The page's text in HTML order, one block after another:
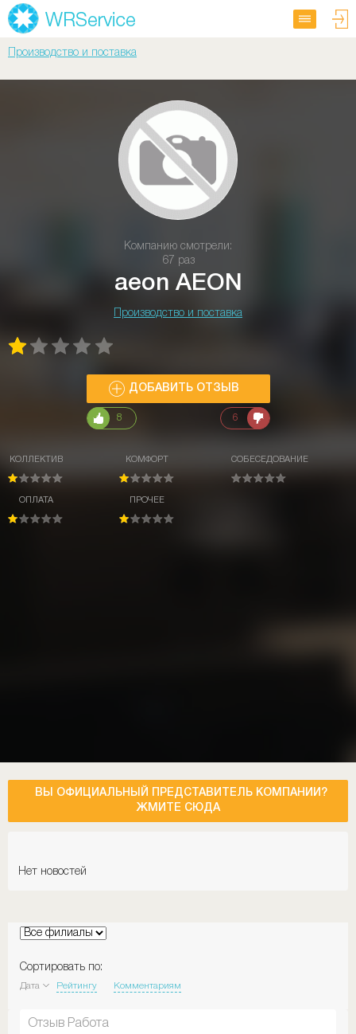
Производство и поставка
Компанию смотрели:
67 раз
aeon AEON
Производство и поставка
ДОБАВИТЬ ОТЗЫВ
8 6
КОЛЛЕКТИВ
ОПЛАТА
КОМФОРТ
ПРОЧЕЕ
СОБЕСЕДОВАНИЕ
ВЫ ОФИЦИАЛЬНЫЙ ПРЕДСТАВИТЕЛЬ КОМПАНИИ?
ЖМИТЕ СЮДА
Нет новостей
Сортировать по:
Дата Рейтингу Комментариям
Отзыв Работа